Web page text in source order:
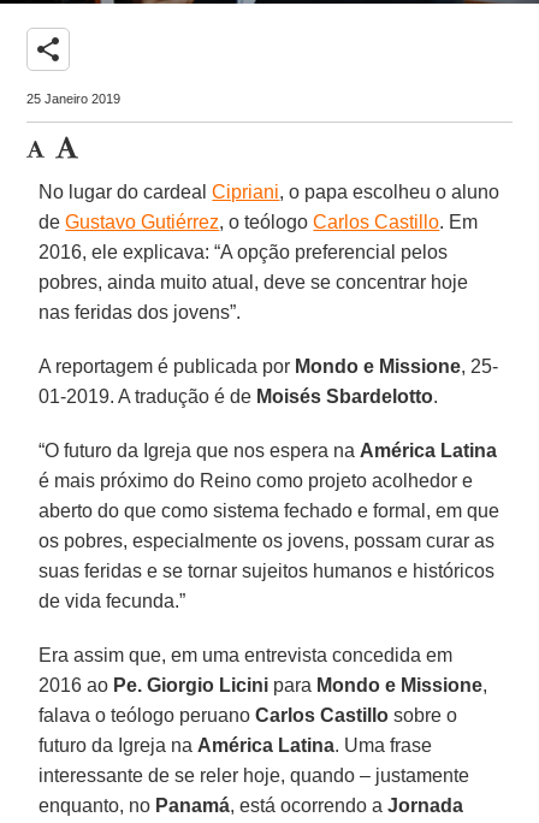
share
25 Janeiro 2019
No lugar do cardealCipriani, o papa escolheu o aluno
deGustavo Gutiérrez, o teólogoCarlos Castillo. Em
2016, ele explicava: “A opção preferencial pelos
pobres, ainda muito atual, deve se concentrar hoje
nas feridas dos jovens”.
A reportagem é publicada por Mondo e Missione, 25-
01-2019. A tradução é de Moisés Sbardelotto.
“O futuro da Igreja que nos espera na América Latina
é mais próximo do Reino como projeto acolhedor e
aberto do que como sistema fechado e formal, em que
os pobres, especialmente os jovens, possam curar as
suas feridas e se tornar sujeitos humanos e históricos
de vida fecunda.”
Era assim que, em uma entrevista concedida em
2016 ao Pe. Giorgio Licini para Mondo e Missione,
falava o teólogo peruanoCarlos Castillo sobre o
futuro da Igreja na América Latina. Uma frase
interessante de se reler hoje, quando – justamente
enquanto, no Panamá, está ocorrendo aJornada